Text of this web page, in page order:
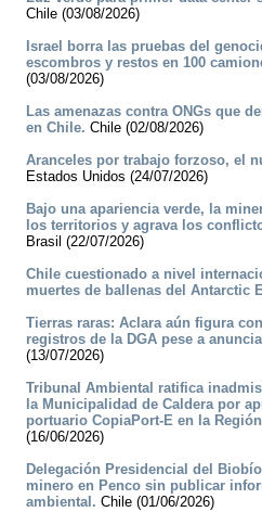
Chile (03/08/2026)
Israel borra las pruebas del
escombros y restos en 100
(03/08/2026)
Las amenazas contra ONGs que
en Chile. Chile (02/08/2026)
Aranceles por trabajo forzoso, el
Estados Unidos (24/07/2026)
Bajo una apariencia verde, la
los territorios y agrava los
Brasil (22/07/2026)
Chile cuestionado a nivel
muertes de ballenas del Antarctic
Tierras raras: Aclara aún figura
registros de la DGA pese a
(13/07/2026)
Tribunal Ambiental ratifica
la Municipalidad de Caldera por
portuario CopiaPort-E en la
(16/06/2026)
Delegación Presidencial del
minero en Penco sin publicar
ambiental. Chile (01/06/2026)